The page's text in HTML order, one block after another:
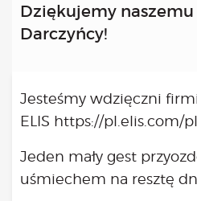
Dziękujemy
Darczyńcy!
Jesteśmy wdzięczni
ELIS https://pl.elis.com/pl
Jeden mały gest
uśmiechem na resztę
Kongres
Kongres
Bezpłatne konsultacje
kwiecień –